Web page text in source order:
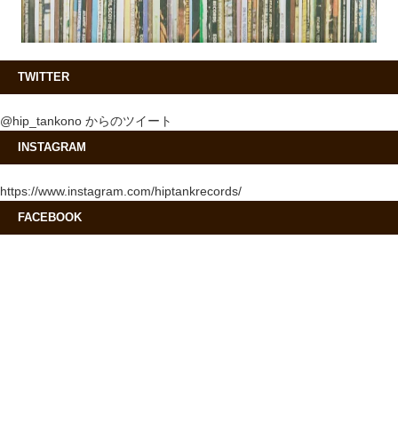
TWITTER
@hip_tankono からのツイート
INSTAGRAM
https://www.instagram.com/hiptankrecords/
FACEBOOK